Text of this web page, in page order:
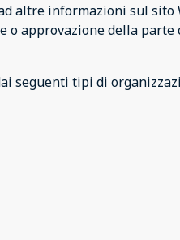
altre informazioni sul sito
approvazione della
seguenti tipi di